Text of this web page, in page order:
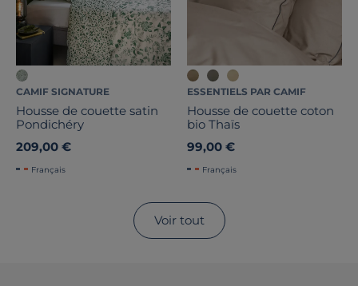
CAMIF SIGNATURE
Housse de couette satin
Pondichéry
209,00 €
Français
ESSENTIELS PAR CAMIF
Housse de couette coton
bio Thaïs
99,00 €
Français
Voir tout